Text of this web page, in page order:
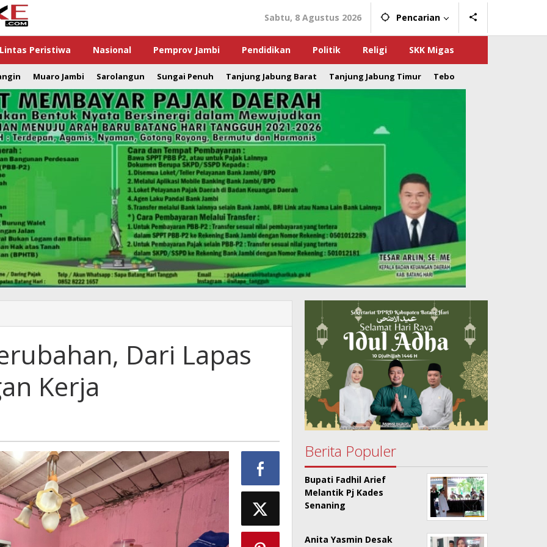
Sabtu, 8 Agustus 2026 Pencarian
Lintas Peristiwa Nasional Pemprov Jambi Pendidikan Politik Religi SKK Migas
Muaro Jambi Sarolangun Sungai Penuh Tanjung Jabung Barat Tanjung Jabung Timur Tebo
Dari Lapas
Kerja
Berita Populer
Bupati Fadhil Arief
Melantik Pj Kades
Senaning
Anita Yasmin Desak